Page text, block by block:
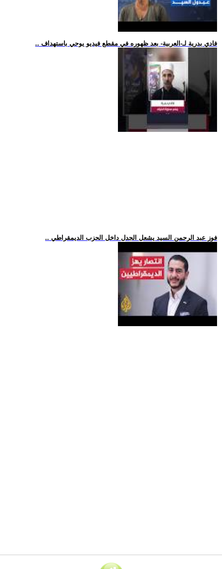
.. فادي بدرية لـ-العربية- بعد ظهوره في مقطع فيديو يوحي باستهداف
.. فوز عبد الرحمن السيد يشعل الجدل داخل الحزب الديمقراطي